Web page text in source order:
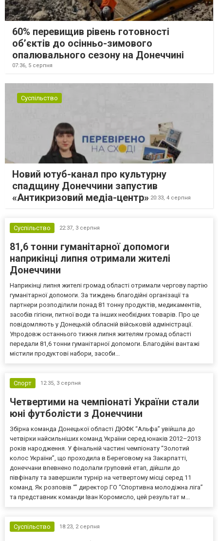
60% перевищив рівень готовності
об’єктів до осінньо-зимового
опалювального сезону на Донеччині
07:36, 5 серпня
Суспільство
Новий ютуб-канал про культурну
спадщину Донеччини запустив
«Антикризовий медіа-центр» 20:33, 4 серпня
Суспільство 22:37, 3 серпня
81,6 тонни гуманітарної допомоги
наприкінці липня отримали жителі
Донеччини
Наприкінці липня жителі громад області отримали чергову партію
гуманітарної допомоги. За тиждень благодійні організації та
партнери розподілили понад 81 тонну продуктів, медикаментів,
засобів гігієни, питної води та інших необхідних товарів. Про це
повідомляють у Донецькій обласній військовій адміністрації.
Упродовж останнього тижня липня жителям громад області
передали 81,6 тонни гуманітарної допомоги. Благодійні вантажі
містили продуктові набори, засоби...
Спорт 12:35, 3 серпня
Четвертими на чемпіонаті України стали
юні футболісти з Донеччини
Збірна команда Донецької області ДЮФК “Альфа” увійшла до
четвірки найсильніших команд України серед юнаків 2012–2013
років народження. У фінальній частині чемпіонату “Золотий
колос України”, що проходила в Береговому на Закарпатті,
донеччани впевнено подолали груповий етап, дійшли до
півфіналу та завершили турнір на четвертому місці серед 11
команд. Як розповів “” директор ГО “Спортивна молодіжна ліга”
та представник команди Іван Коромисло, цей результат м...
Суспільство 18:23, 2 серпня